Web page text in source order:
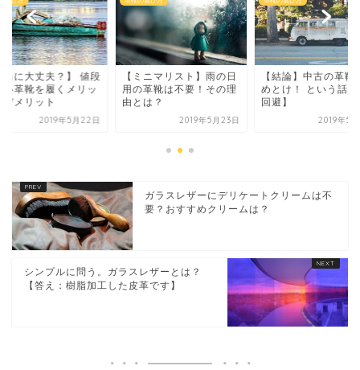
ニマリスト】雨の日
革靴は不要！その理
は？
2019年5月23日
【結論】中古の革靴はや
めとけ！ という話【失敗
回避】
2019年5月24日
【本当に大丈夫？】
が安い革靴を履くメ
ト・デメリット
2019年5
ガラスレザーにデリケートクリームは不
要？おすすめクリームは？
シンプルに問う。ガラスレザーとは？
【答え：樹脂加工した皮革です】